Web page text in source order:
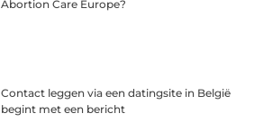
Abortion Care Europe?
Contact leggen via een datingsite in België
begint met een bericht